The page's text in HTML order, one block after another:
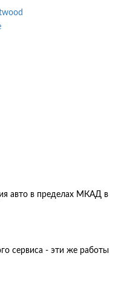
авто в пределах МКАД в
сервиса - эти же работы